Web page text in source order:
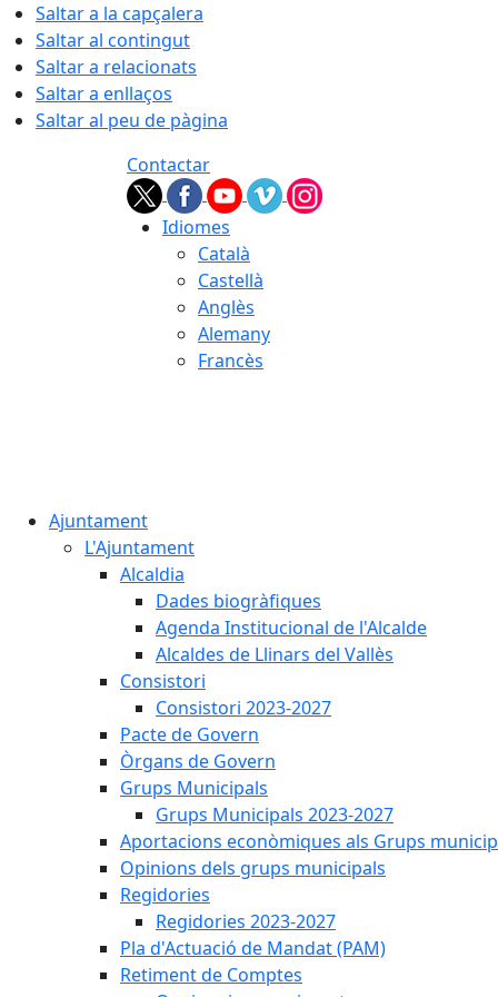
Saltar a la capçalera
Saltar al contingut
Saltar a relacionats
Saltar a enllaços
Saltar al peu de pàgina
Contactar
Idiomes
Català
Castellà
Anglès
Alemany
Francès
Ajuntament
L'Ajuntament
Alcaldia
Dades biogràfiques
Agenda Institucional de l'Alcalde
Alcaldes de Llinars del Vallès
Consistori
Consistori 2023-2027
Pacte de Govern
Òrgans de Govern
Grups Municipals
Grups Municipals 2023-2027
Aportacions econòmiques als Grups
Opinions dels grups municipals
Regidories
Regidories 2023-2027
Pla d'Actuació de Mandat (PAM)
Retiment de Comptes